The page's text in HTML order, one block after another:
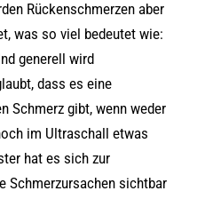
Rückenschmerzen aber
was so viel bedeutet wie:
generell wird
dass es eine
Schmerz gibt, wenn weder
im Ultraschall etwas
hat es sich zur
Schmerzursachen sichtbar